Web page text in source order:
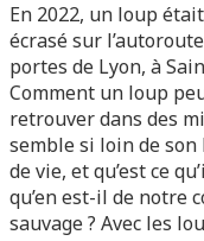
En 2022, un loup
écrasé sur
portes de Lyon, à
Comment un loup
retrouver dans des
semble si loin de
de vie, et qu’est ce
qu’en est-il de notre
sauvage ? Avec les